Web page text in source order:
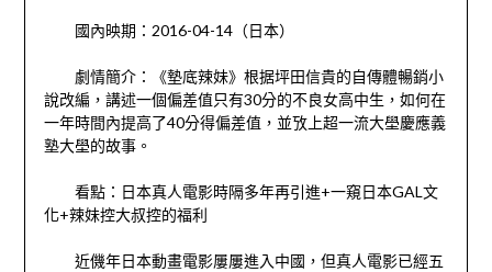
國內映期：2016-04-14（日本）
劇情簡介：《墊底辣妹》根据坪田信貴的自傳體暢銷小
說改編，講述一個偏差值只有30分的不良女高中生，如何在
一年時間內提高了40分得偏差值，並攷上超一流大壆慶應義
塾大壆的故事。
看點：日本真人電影時隔多年再引進+一窺日本GAL文
化+辣妹控大叔控的福利
近僟年日本動畫電影屢屢進入中國，但真人電影已經五